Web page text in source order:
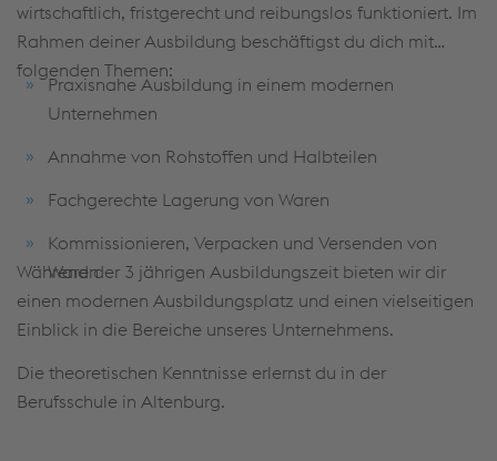
wirtschaftlich, fristgerecht und reibungslos funktioniert. Im
Rahmen deiner Ausbildung beschäftigst du dich mit
folgenden Themen:
Praxisnahe Ausbildung in einem modernen
Unternehmen
Annahme von Rohstoffen und Halbteilen
Fachgerechte Lagerung von Waren
Kommissionieren, Verpacken und Versenden von
Waren
Während der 3 jährigen Ausbildungszeit bieten wir dir
einen modernen Ausbildungsplatz und einen vielseitigen
Einblick in die Bereiche unseres Unternehmens.
Die theoretischen Kenntnisse erlernst du in der
Berufsschule in Altenburg.